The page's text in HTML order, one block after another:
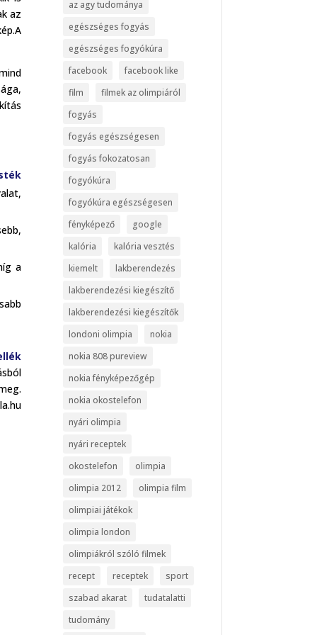
az
a
az agy tudománya
egészséges fogyás
egészséges fogyókúra
facebook
facebook like
film
filmek az olimpiáról
fogyás
fogyás egészségesen
fogyás fokozatosan
fogyókúra
fogyókúra egészségesen
fényképező
google
kalória
kalória vesztés
kiemelt
lakberendezés
lakberendezési kiegészítő
lakberendezési kiegészítők
londoni olimpia
nokia
nokia 808 pureview
nokia fényképezőgép
nokia okostelefon
nyári olimpia
nyári receptek
okostelefon
olimpia
olimpia 2012
olimpia film
olimpiai játékok
olimpia london
olimpiákról szóló filmek
recept
receptek
sport
szabad akarat
tudatalatti
tudomány